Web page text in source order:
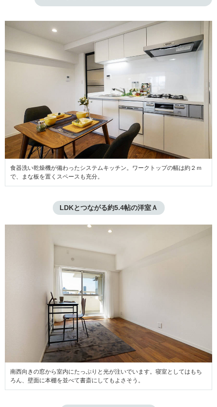
食器洗い乾燥機が備わったシステムキッチン。ワークトップの幅は約２ｍ
で、まな板を置くスペースも充分。
LDKとつながる約5.4帖の洋室Ａ
南西向きの窓から室内にたっぷりと光が注いでいます。寝室としてはもち
ろん、壁面に本棚を並べて書斎にしてもよさそう。